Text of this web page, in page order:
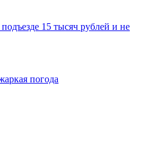
15 тысяч рублей и не
погода